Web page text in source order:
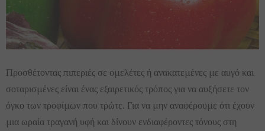
Προσθέτοντας πιπεριές σε ομελέτες ή ανακατεμένες με αυγό και
σοταρισμένες είναι ένας εξαιρετικός τρόπος για να αυξήσετε τον
όγκο των τροφίμων που τρώτε. Για να μην αναφέρουμε ότι έχουν
μια ωραία τραγανή υφή και δίνουν ενδιαφέροντες τόνους στη